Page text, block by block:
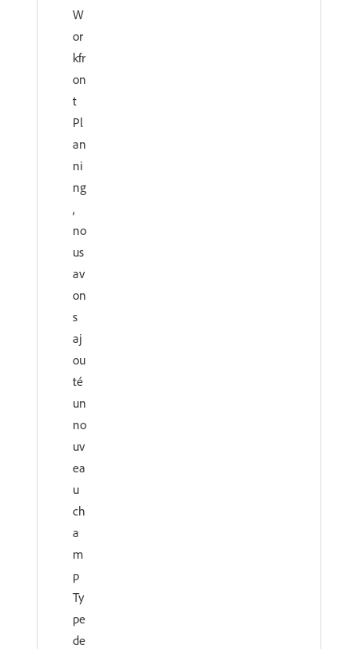
W
or
kfr
on
t
Pl
an
ni
ng
,
no
us
av
on
s
aj
ou
té
un
no
uv
ea
u
ch
a
m
p
Ty
pe
de